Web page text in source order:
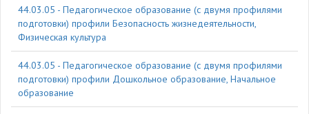
44.03.05 - Педагогическое образование (с двумя профилями
подготовки) профили Безопасность жизнедеятельности,
Физическая культура
44.03.05 - Педагогическое образование (с двумя профилями
подготовки) профили Дошкольное образование, Начальное
образование